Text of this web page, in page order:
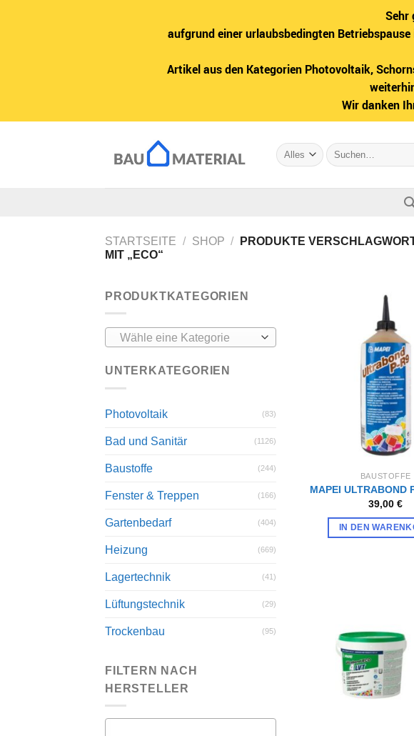
Sehr
aufgrund einer urlaubsbedingten
Artikel aus den Kategorien Photovoltaik,
Wir danken
Suche
nach:
STARTSEITE / SHOP /
PRODUKTE
MIT „ECO“
PRODUKTKATEGORIEN
Wähle eine Kategorie
UNTERKATEGORIEN
Photovoltaik (83)
Bad und Sanitär (1126)
Baustoffe (244)
Fenster & Treppen (166)
Gartenbedarf (404)
Heizung (669)
Lagertechnik (41)
Lüftungstechnik (29)
Trockenbau (95)
FILTERN NACH
HERSTELLER
BAUSTOFFE
MAPEI ULTRABOND
39,00€
IN DEN